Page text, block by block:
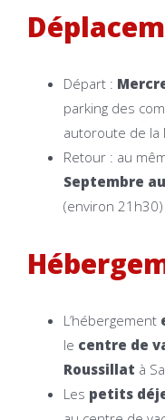
Départ :
parking des
autoroute de la
Retour : au
Septembre
(environ 21h30)
L’hébergement
le centre de
Roussillat à
Les petits